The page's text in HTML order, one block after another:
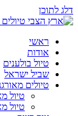
דלג לתוכן
ראשי
אודות
טיול בולענים
שביל ישראל
טיולים
טיול
טיול